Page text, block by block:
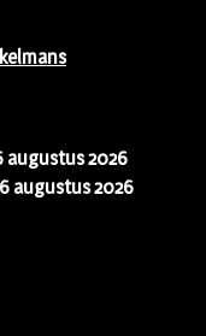
augustus 2026
6 augustus 2026